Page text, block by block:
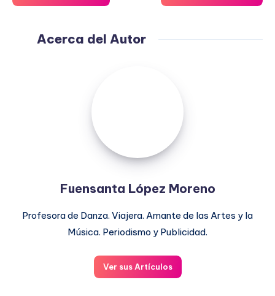
Acerca del Autor
Fuensanta López Moreno
Profesora de Danza. Viajera. Amante de las Artes y la
Música. Periodismo y Publicidad.
Ver sus Artículos